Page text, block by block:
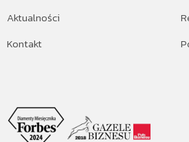
Aktualności
Kontakt